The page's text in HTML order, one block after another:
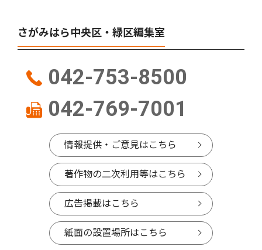
さがみはら中央区・緑区編集室
042-753-8500
042-769-7001
情報提供・ご意見はこちら
著作物の二次利用等はこちら
広告掲載はこちら
紙面の設置場所はこちら